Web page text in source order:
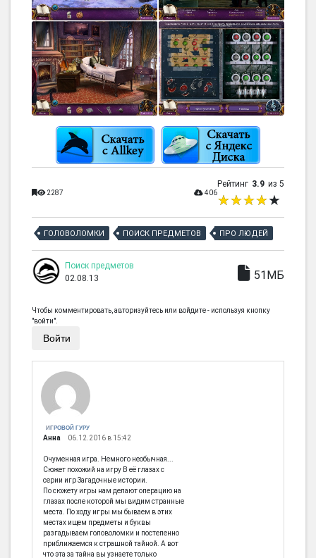
2287 406
Рейтинг 3.9 из 5
ГОЛОВОЛОМКИ ПОИСК ПРЕДМЕТОВ ПРО ЛЮДЕЙ
Поиск предметов
02.08.13
51МБ
Чтобы комментировать, авторизуйтесь или войдите - используя кнопку
"войти".
Войти
ИГРОВОЙ ГУРУ
Анна 06.12.2016 в 15:42
Очуменная игра. Немного необычная...
Сюжет похожий на игру В её глазах с
серии игр Загадочные истории.
По сюжету игры нам делают операцию на
глазах после которой мы видим странные
места. По ходу игры мы бываем в этих
местах ищем предметы и буквы
разгадываем головоломки и постепенно
приближаемся к страшной тайной. А вот
что эта за тайна вы узнаете только